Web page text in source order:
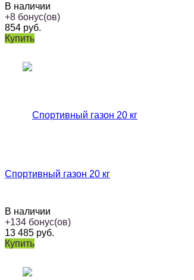
В наличии
+8 бонус(ов)
854 руб.
Купить
Спортивный газон 20 кг
В наличии
+134 бонус(ов)
13 485 руб.
Купить